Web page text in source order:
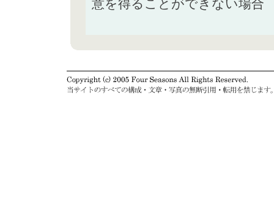
意を得ることができない場合